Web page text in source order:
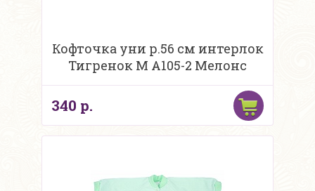
Кофточка уни р.56 см интерлок
Тигренок М А105-2 Мелонс
340 р.